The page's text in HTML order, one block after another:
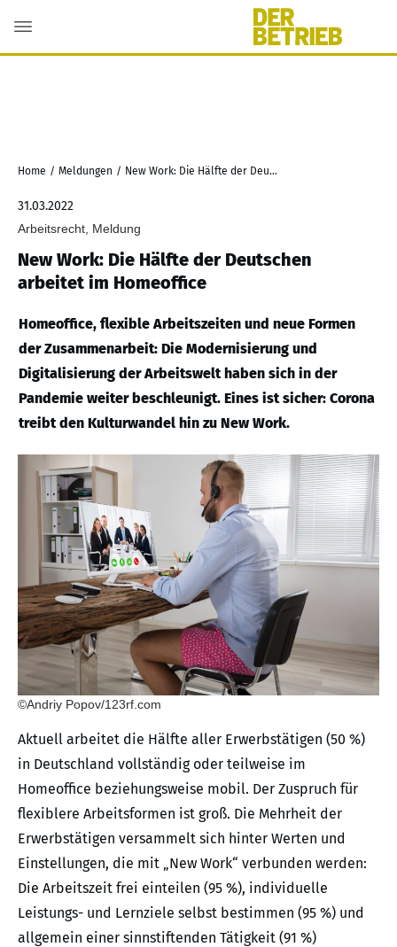
Home / Meldungen / New Work: Die Hälfte der Deutschen arbeitet im Homeoffice
31.03.2022
Arbeitsrecht, Meldung
New Work: Die Hälfte der Deutschen
arbeitet im Homeoffice
Homeoffice, flexible Arbeitszeiten und neue Formen
der Zusammenarbeit: Die Modernisierung und
Digitalisierung der Arbeitswelt haben sich in der
Pandemie weiter beschleunigt. Eines ist sicher: Corona
treibt den Kulturwandel hin zu New Work.
©Andriy Popov/123rf.com
Aktuell arbeitet die Hälfte aller Erwerbstätigen (50 %)
in Deutschland vollständig oder teilweise im
Homeoffice beziehungsweise mobil. Der Zuspruch für
flexiblere Arbeitsformen ist groß. Die Mehrheit der
Erwerbstätigen versammelt sich hinter Werten und
Einstellungen, die mit „New Work“ verbunden werden:
Die Arbeitszeit frei einteilen (95 %), individuelle
Leistungs- und Lernziele selbst bestimmen (95 %) und
allgemein einer sinnstiftenden Tätigkeit (91 %)